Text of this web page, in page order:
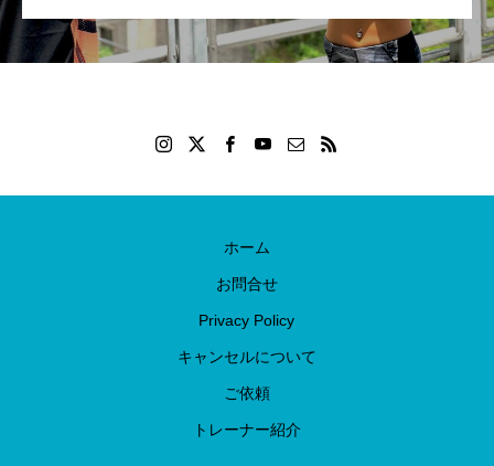
ホーム
お問合せ
Privacy Policy
キャンセルについて
ご依頼
トレーナー紹介